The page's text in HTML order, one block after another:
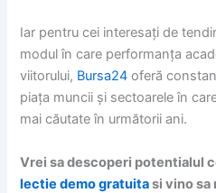
Iar pentru cei interesați de
modul în care performanța
viitorului, Bursa24 oferă
piața muncii și sectoarele în
mai căutate în următorii ani.
Vrei sa descoperi potentialul
lectie demo gratuitasi vino sa